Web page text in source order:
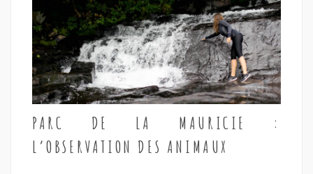
PARC DE LA MAURICIE :
L’OBSERVATION DES ANIMAUX